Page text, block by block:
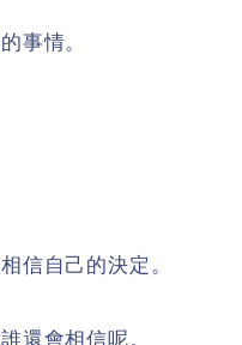
事情。
信自己的決定。
還會相信呢。